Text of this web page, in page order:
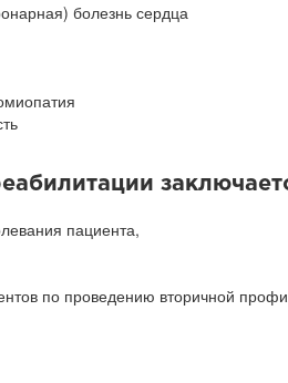
болезнь сердца
пациента,
по проведению вторичной